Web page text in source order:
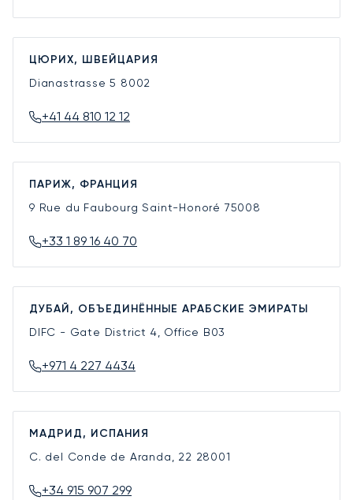
ЦЮРИХ, ШВЕЙЦАРИЯ
Dianastrasse 5 8002
+41 44 810 12 12
ПАРИЖ, ФРАНЦИЯ
9 Rue du Faubourg Saint-Honoré 75008
+33 1 89 16 40 70
ДУБАЙ, ОБЪЕДИНЁННЫЕ АРАБСКИЕ ЭМИРАТЫ
DIFC - Gate District 4, Office B03
+971 4 227 4434
МАДРИД, ИСПАНИЯ
C. del Conde de Aranda, 22 28001
+34 915 907 299